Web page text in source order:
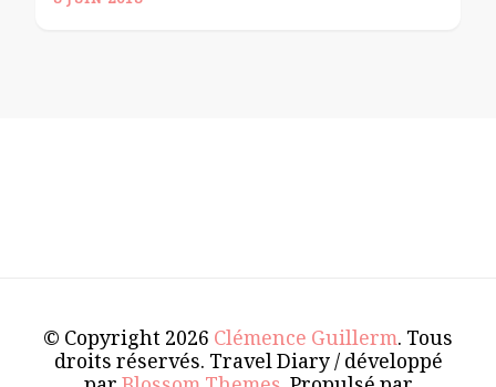
© Copyright 2026 Clémence Guillerm. Tous
droits réservés. Travel Diary / développé